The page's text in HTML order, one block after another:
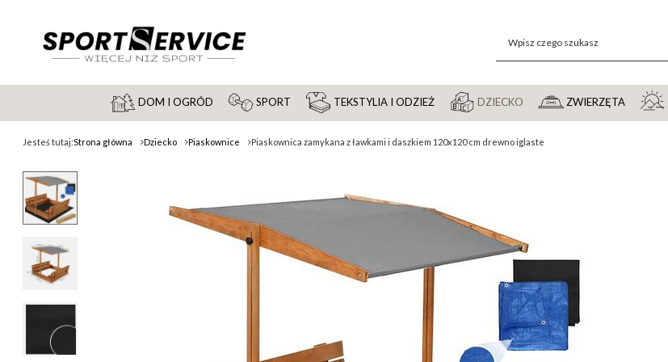
DOM I OGRÓD SPORT TEKSTYLIA I ODZIEŻ DZIECKO ZWIERZĘTA
Jesteś tutaj:Strona główna Dziecko Piaskownice Piaskownica zamykana z ławkami i daszkiem 120x120 cm drewno iglaste